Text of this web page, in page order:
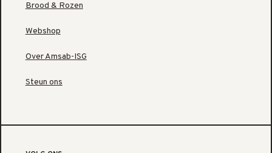
Brood & Rozen
Webshop
Over Amsab-ISG
Steun ons